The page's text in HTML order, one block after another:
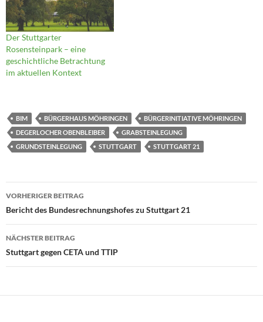
Der Stuttgarter
Rosensteinpark – eine
geschichtliche Betrachtung
im aktuellen Kontext
BIM BÜRGERHAUS MÖHRINGEN
BÜRGERINITIATIVE MÖHRINGEN
DEGERLOCHER OBENBLEIBER
GRABSTEINLEGUNG
GRUNDSTEINLEGUNG
STUTTGART STUTTGART 21
Beitragsnavigation
VORHERIGER BEITRAG
Bericht des Bundesrechnungshofes zu Stuttgart 21
NÄCHSTER BEITRAG
Stuttgart gegen CETA und TTIP